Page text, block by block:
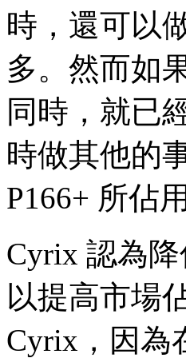
時，還可以
多。然而如
同時，就已
時做其他的
P166+ 所佔
Cyrix 認為
以提高市場
Cyrix，因為